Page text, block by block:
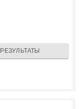
РЕЗУЛЬТАТЫ